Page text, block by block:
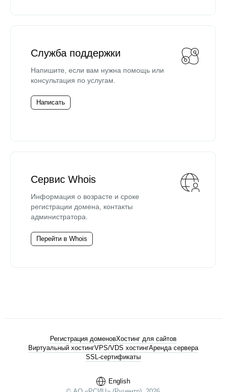
Служба поддержки
Напишите, если вам нужна помощь или
консультация по услугам.
Написать
Сервис Whois
Информация о возрасте и сроке
регистрации домена, контакты
администратора.
Перейти в Whois
English
Регистрация доменовХостинг для сайтов
Виртуальный хостингVPS/VDS хостингАренда сервера
SSL-сертификаты